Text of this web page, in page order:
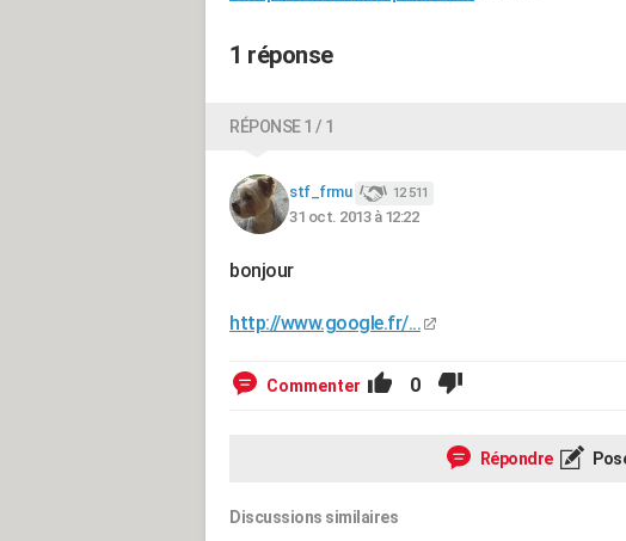
1 réponse
RÉPONSE 1 / 1
stf_frmu 12 511
31 oct. 2013 à 12:22
bonjour
http://www.google.fr/...
Commenter 0
Répondre
Discussions similaires